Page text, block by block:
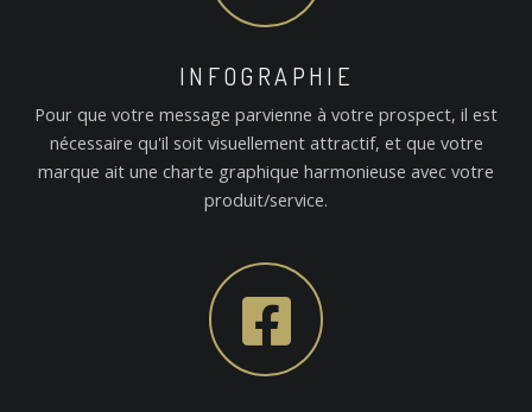
INFOGRAPHIE
Pour que votre message parvienne à votre prospect, il est
nécessaire qu'il soit visuellement attractif, et que votre
marque ait une charte graphique harmonieuse avec votre
produit/service.